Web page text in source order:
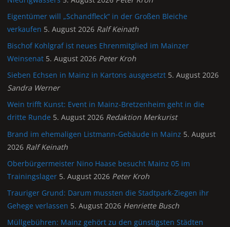
Eigentümer will „Schandfleck“ in der Großen Bleiche
verkaufen 5. August 2026 Ralf Keinath
Bischof Kohlgraf ist neues Ehrenmitglied im Mainzer
Weinsenat 5. August 2026 Peter Kroh
Sieben Echsen in Mainz in Kartons ausgesetzt 5. August 2026
Sandra Werner
Wein trifft Kunst: Event in Mainz-Bretzenheim geht in die
dritte Runde 5. August 2026 Redaktion Merkurist
Brand im ehemaligen Listmann-Gebäude in Mainz 5. August
2026 Ralf Keinath
Oberbürgermeister Nino Haase besucht Mainz 05 im
Trainingslager 5. August 2026 Peter Kroh
Trauriger Grund: Darum mussten die Stadtpark-Ziegen ihr
Gehege verlassen 5. August 2026 Henriette Busch
Müllgebühren: Mainz gehört zu den günstigsten Städten